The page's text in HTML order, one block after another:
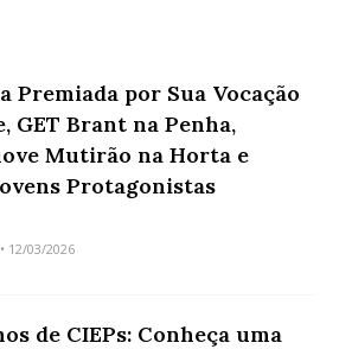
Premiada por Sua Vocação
GET Brant na Penha,
Mutirão na Horta e
Protagonistas
• 12/03/2026
de CIEPs: Conheça uma